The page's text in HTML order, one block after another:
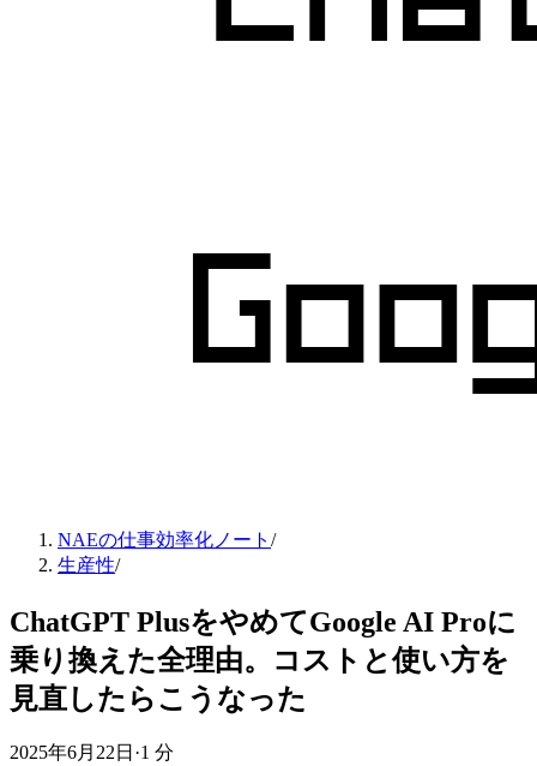
NAEの仕事効率化ノート /
生産性/
ChatGPT PlusをやめてGoogle AI Proに
乗り換えた全理由。コストと使い方を
見直したらこうなった
2025年6月22日 ·1 分